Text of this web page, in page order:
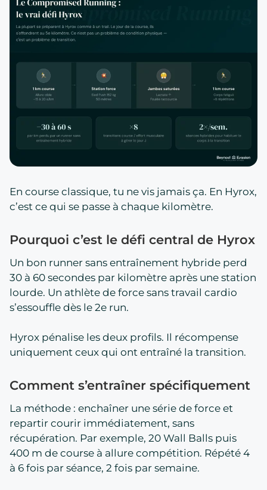
En course classique, tu ne vis jamais ça. En Hyrox,
c’est ce qui se passe à chaque kilomètre.
Pourquoi c’est le défi central de Hyrox
Un bon runner sans entraînement hybride perd
30 à 60 secondes par kilomètre après une station
lourde. Un athlète de force sans travail cardio
s’essouffle dès le 2e run.
Hyrox pénalise les deux profils. Il récompense
uniquement ceux qui ont entraîné la transition.
Comment s’entraîner spécifiquement
La méthode : enchaîner une série de force et
repartir courir immédiatement, sans
récupération. Par exemple, 20 Wall Balls puis
400 m de course à allure compétition. Répété 4
à 6 fois par séance, 2 fois par semaine.